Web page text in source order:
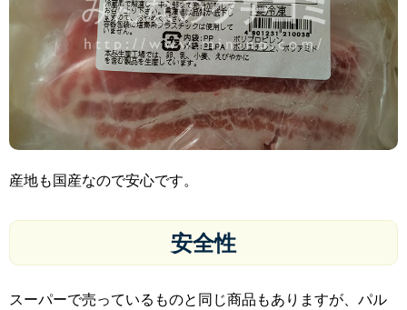
産地も国産なので安心です。
安全性
スーパーで売っているものと同じ商品もありますが、パル